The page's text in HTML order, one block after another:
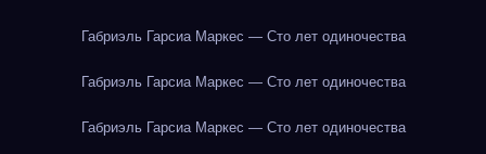
Габриэль Гарсиа Маркес — Сто лет одиночества
Габриэль Гарсиа Маркес — Сто лет одиночества
Габриэль Гарсиа Маркес — Сто лет одиночества